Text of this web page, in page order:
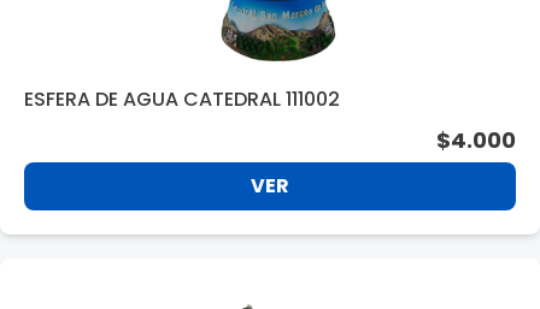
ESFERA DE AGUA CATEDRAL 111002
$4.000
VER